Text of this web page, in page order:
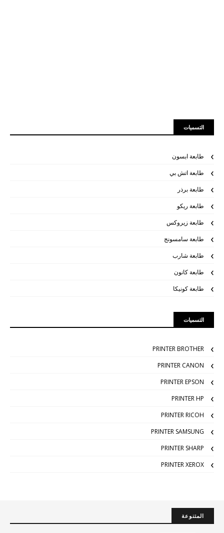
التسميات
طابعة ابسون
طابعة اتش بي
طابعة برذر
طابعة ريكو
طابعة زيروكس
طابعة سامسونج
طابعة شارب
طابعة كانون
طابعة كونيكا
التسميات
PRINTER BROTHER
PRINTER CANON
PRINTER EPSON
PRINTER HP
PRINTER RICOH
PRINTER SAMSUNG
PRINTER SHARP
PRINTER XEROX
المتنوعة